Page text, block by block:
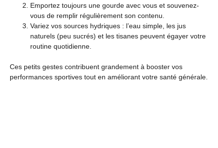
Emportez toujours une gourde avec vous et souvenez-
vous de remplir régulièrement son contenu.
Variez vos sources hydriques : l’eau simple, les jus
naturels (peu sucrés) et les tisanes peuvent égayer votre
routine quotidienne.
Ces petits gestes contribuent grandement à booster vos
performances sportives tout en améliorant votre santé générale.